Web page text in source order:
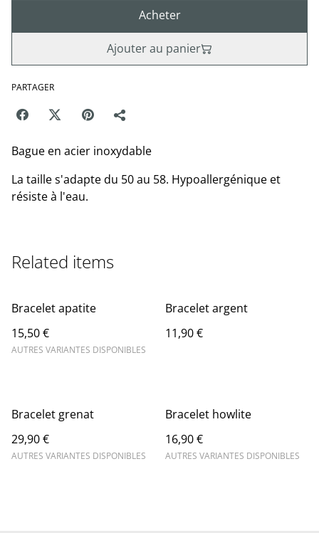
Acheter
Ajouter au panier
PARTAGER
Bague en acier inoxydable
La taille s'adapte du 50 au 58. Hypoallergénique et
résiste à l'eau.
Related items
Bracelet apatite
15,50 €
AUTRES VARIANTES DISPONIBLES
Bracelet argent
11,90 €
Bracelet grenat
29,90 €
AUTRES VARIANTES DISPONIBLES
Bracelet howlite
16,90 €
AUTRES VARIANTES DISPONIBLES